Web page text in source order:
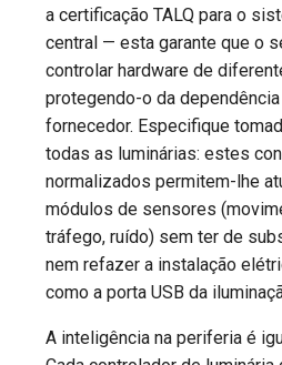
a certificação TALQ para o
central — esta garante que o
controlar hardware de
protegendo-o da
fornecedor. Especifique
todas as luminárias: estes
normalizados permitem-lhe
módulos de sensores
tráfego, ruído) sem ter de
nem refazer a instalação
como a porta USB da
A inteligência na periferia é